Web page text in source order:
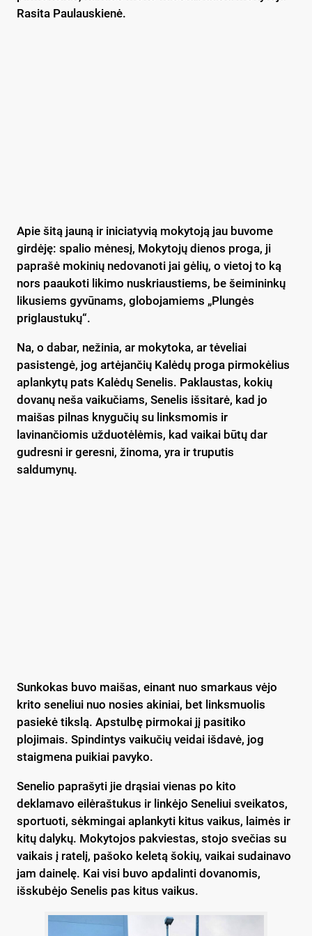
Rasita Paulauskienė.
Apie šitą jauną ir iniciatyvią mokytoją jau buvome
girdėję: spalio mėnesį, Mokytojų dienos proga, ji
paprašė mokinių nedovanoti jai gėlių, o vietoj to ką
nors paaukoti likimo nuskriaustiems, be šeimininkų
likusiems gyvūnams, globojamiems „Plungės
priglaustukų“.
Na, o dabar, nežinia, ar mokytoka, ar tėveliai
pasistengė, jog artėjančių Kalėdų proga pirmokėlius
aplankytų pats Kalėdų Senelis. Paklaustas, kokių
dovanų neša vaikučiams, Senelis išsitarė, kad jo
maišas pilnas knygučių su linksmomis ir
lavinančiomis užduotėlėmis, kad vaikai būtų dar
gudresni ir geresni, žinoma, yra ir truputis
saldumynų.
Sunkokas buvo maišas, einant nuo smarkaus vėjo
krito seneliui nuo nosies akiniai, bet linksmuolis
pasiekė tikslą. Apstulbę pirmokai jį pasitiko
plojimais. Spindintys vaikučių veidai išdavė, jog
staigmena puikiai pavyko.
Senelio paprašyti jie drąsiai vienas po kito
deklamavo eilėraštukus ir linkėjo Seneliui sveikatos,
sportuoti, sėkmingai aplankyti kitus vaikus, laimės ir
kitų dalykų. Mokytojos pakviestas, stojo svečias su
vaikais į ratelį, pašoko keletą šokių, vaikai sudainavo
jam dainelę. Kai visi buvo apdalinti dovanomis,
išskubėjo Senelis pas kitus vaikus.